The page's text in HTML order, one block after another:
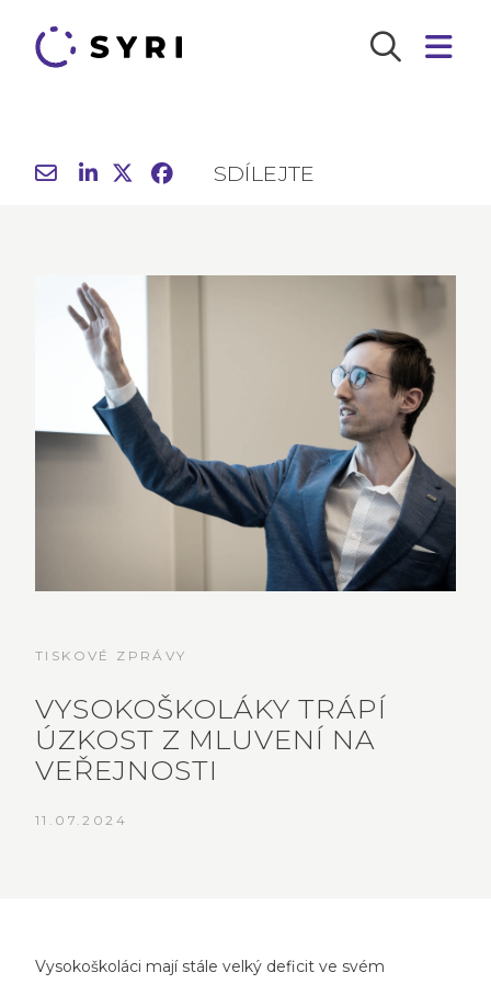
SDÍLEJTE
TISKOVÉ ZPRÁVY
VYSOKOŠKOLÁKY TRÁPÍ
ÚZKOST Z MLUVENÍ NA
VEŘEJNOSTI
11.07.2024
Vysokoškoláci mají stále velký deficit ve svém